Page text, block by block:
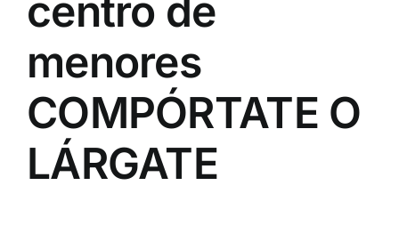
centro de
menores
COMPÓRTATE O
LÁRGATE